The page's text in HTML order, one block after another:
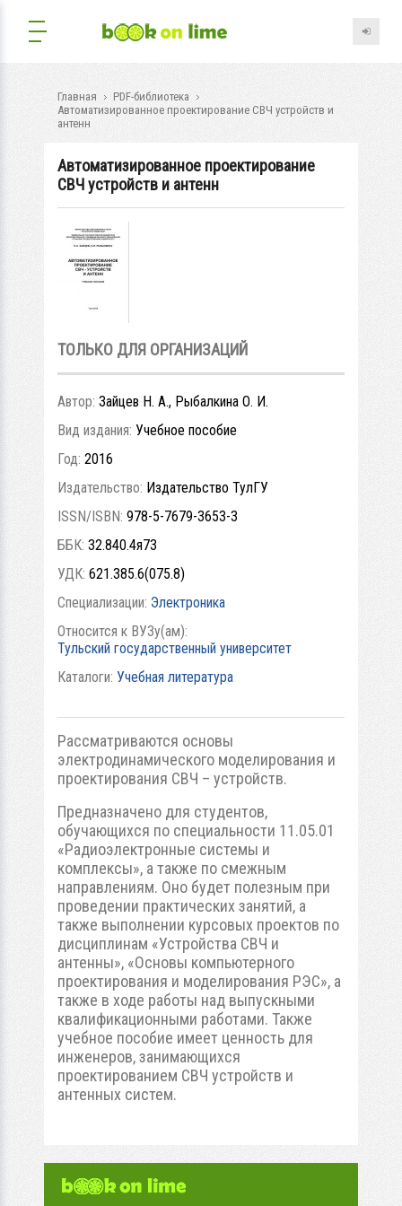
Главная
PDF-библиотека
Автоматизированное проектирование СВЧ устройств и
антенн
Автоматизированное проектирование
СВЧ устройств и антенн
ТОЛЬКО ДЛЯ ОРГАНИЗАЦИЙ
Автор: Зайцев Н. А., Рыбалкина О. И.
Вид издания: Учебное пособие
Год: 2016
Издательство: Издательство ТулГУ
ISSN/ISBN: 978-5-7679-3653-3
ББК: 32.840.4я73
УДК: 621.385.6(075.8)
Специализации: Электроника
Относится к ВУЗу(ам):
Тульский государственный университет
Каталоги: Учебная литература
Рассматриваются основы
электродинамического моделирования и
проектирования СВЧ – устройств.
Предназначено для студентов,
обучающихся по специальности 11.05.01
«Радиоэлектронные системы и
комплексы», а также по смежным
направлениям. Оно будет полезным при
проведении практических занятий, а
также выполнении курсовых проектов по
дисциплинам «Устройства СВЧ и
антенны», «Основы компьютерного
проектирования и моделирования РЭС», а
также в ходе работы над выпускными
квалификационными работами. Также
учебное пособие имеет ценность для
инженеров, занимающихся
проектированием СВЧ устройств и
антенных систем.